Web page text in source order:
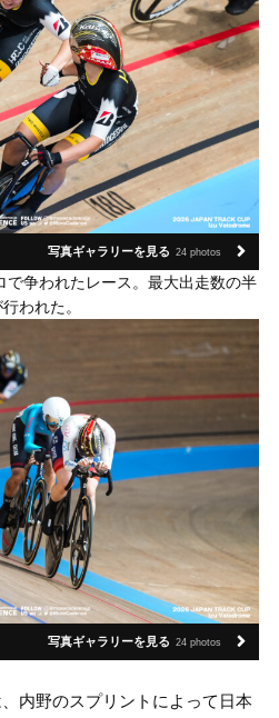
写真ギャラリーを見る 24 photos
で争われたレース。最大出走数の半
われた。
写真ギャラリーを見る 24 photos
内野のスプリントによって日本